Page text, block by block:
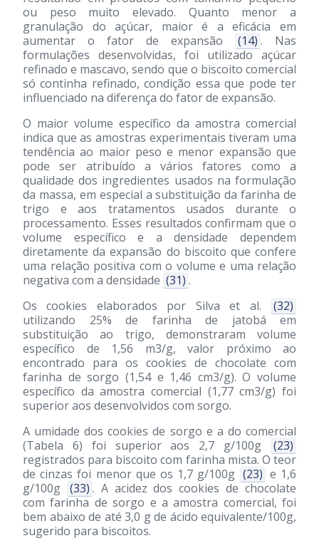
ou peso muito elevado. Quanto menor a
granulação do açúcar, maior é a eficácia em
aumentar o fator de expansão
(14) . Nas
formulações desenvolvidas, foi utilizado açúcar
refinado e mascavo, sendo que o biscoito comercial
só continha refinado, condição essa que pode ter
influenciado na diferença do fator de expansão.
O maior volume específico da amostra comercial
indica que as amostras experimentais tiveram uma
tendência ao maior peso e menor expansão que
pode ser atribuído a vários fatores como a
qualidade dos ingredientes usados na formulação
da massa, em especial a substituição da farinha de
trigo e aos tratamentos usados durante o
processamento. Esses resultados confirmam que o
volume específico e a densidade dependem
diretamente da expansão do biscoito que confere
uma relação positiva com o volume e uma relação
negativa com a densidade (31) .
Os cookies elaborados por Silva et al.
(32)
utilizando 25% de farinha de jatobá em
substituição ao trigo, demonstraram volume
específico de 1,56 m3/g, valor próximo ao
encontrado para os cookies de chocolate com
farinha de sorgo (1,54 e 1,46 cm3/g). O volume
específico da amostra comercial (1,77 cm3/g) foi
superior aos desenvolvidos com sorgo.
A umidade dos cookies de sorgo e a do comercial
(Tabela 6) foi superior aos 2,7 g/100g
(23)
registrados para biscoito com farinha mista. O teor
de cinzas foi menor que os 1,7 g/100g (23) e 1,6
g/100g (33) . A acidez dos cookies de chocolate
com farinha de sorgo e a amostra comercial, foi
bem abaixo de até 3,0 g de ácido equivalente/100g,
sugerido para biscoitos.